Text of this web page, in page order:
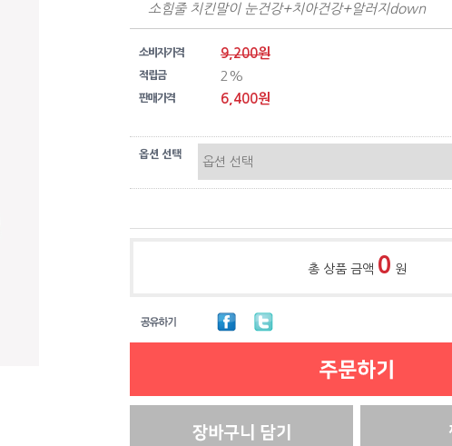
소힘줄 치킨말이 눈건강+치아건강+알러지down
소비자가격 9,200원
적립금 2%
판매가격 6,400원
옵션 선택
총 상품 금액 0 원